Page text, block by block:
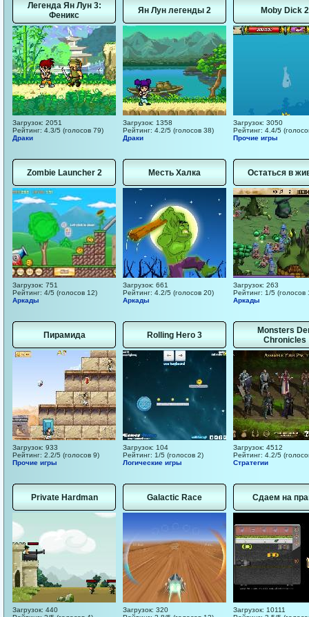
Легенда Ян Лун 3:
Феникс
Загрузок: 2051
Рейтинг: 4.3/5 (голосов 79)
Драки
Ян Лун легенды 2
Загрузок: 1358
Рейтинг: 4.2/5 (голосов 38)
Драки
Moby Dick 2
Загрузок: 3050
Рейтинг: 4.4/5
Прочие игры
Zombie Launcher 2
Загрузок: 751
Рейтинг: 4/5 (голосов 12)
Аркады
Месть Халка
Загрузок: 661
Рейтинг: 4.2/5 (голосов 20)
Аркады
Остаться в
Загрузок: 263
Рейтинг: 1/5 (голосов
Аркады
Пирамида
Загрузок: 933
Рейтинг: 2.2/5 (голосов 9)
Прочие игры
Rolling Hero 3
Загрузок: 104
Рейтинг: 1/5 (голосов 2)
Логические игры
Monsters
Chronicles
Загрузок: 4512
Рейтинг: 4.2/5
Стратегии
Private Hardman
Загрузок: 440
Galactic Race
Загрузок: 320
Сдаем на
Загрузок: 10111